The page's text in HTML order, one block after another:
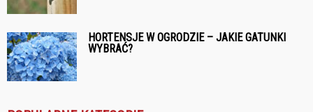
HORTENSJE W OGRODZIE – JAKIE GATUNKI
WYBRAĆ?